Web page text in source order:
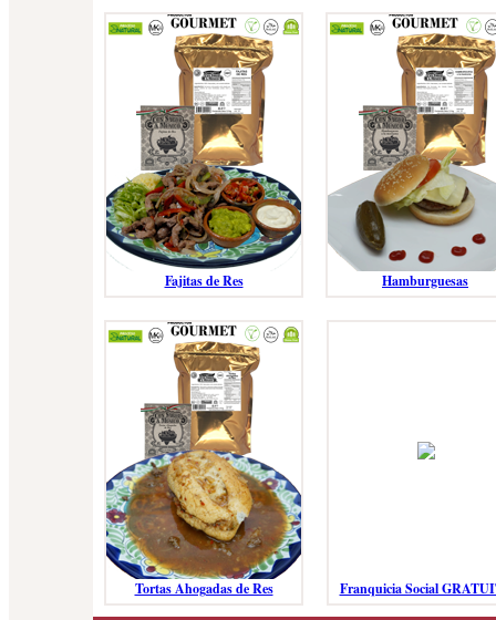
Fajitas de Res Hamburguesas
Tortas Ahogadas de Res Franquicia Social